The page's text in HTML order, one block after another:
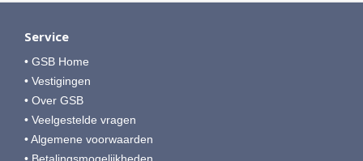
Service
• GSB Home
• Vestigingen
• Over GSB
• Veelgestelde vragen
• Algemene voorwaarden
• Betalingsmogelijkheden